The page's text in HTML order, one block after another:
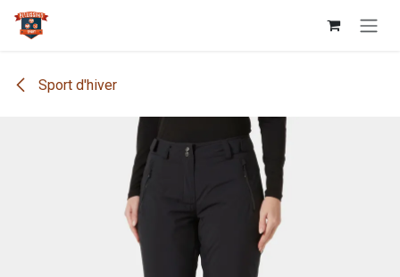
Se rendre au contenu
Sport d'hiver